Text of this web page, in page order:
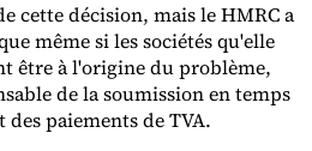
cette décision, mais le HMRC a
même si les sociétés qu'elle
être à l'origine du problème,
de la soumission en temps
paiements de TVA.